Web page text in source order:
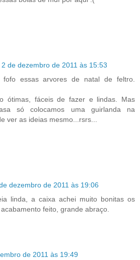
2 de dezembro de 2011 às 15:53
fofo essas arvores de natal de feltro.
ótimas, fáceis de fazer e lindas. Mas
só colocamos uma guirlanda na
ver as ideias mesmo...rsrs...
dezembro de 2011 às 19:06
linda, a caixa achei muito bonitas os
feito, grande abraço.
de 2011 às 19:49